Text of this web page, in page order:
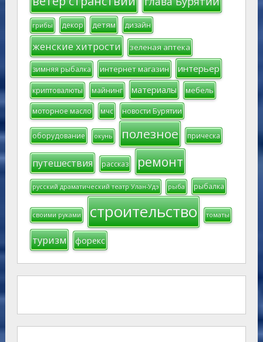
грибы декор детям дизайн
женские хитрости зеленая аптека
зимняя рыбалка интернет магазин интерьер
криптовалюты майнинг материалы мебель
моторное масло мчс новости Бурятии
оборудование окунь полезное прическа
путешествия рассказ ремонт
русский драматический театр Улан-Удэ рыба рыбалка
своими руками строительство томаты
туризм форекс